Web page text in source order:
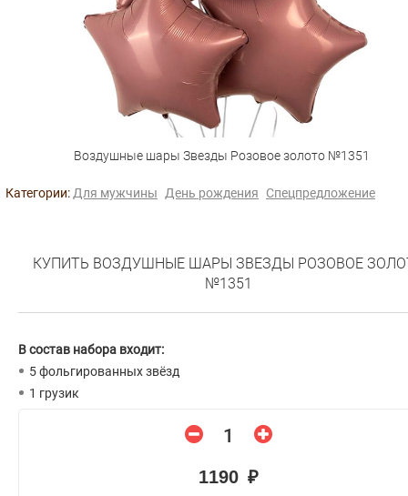
Воздушные шары Звезды Розовое золото №1351
Категории: Для мужчины День рождения Спецпредложение
КУПИТЬ ВОЗДУШНЫЕ ШАРЫ ЗВЕЗДЫ РОЗОВОЕ
№1351
В состав набора входит:
5 фольгированных звёзд
1 грузик
1190 ₽